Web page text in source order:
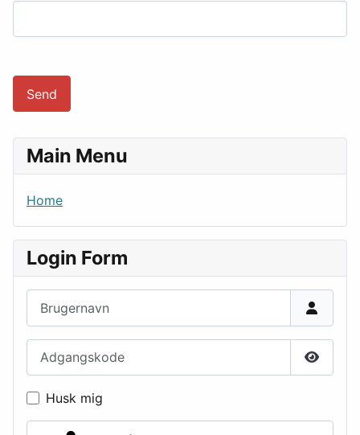
Send
Main Menu
Home
Login Form
Vis
Husk mig